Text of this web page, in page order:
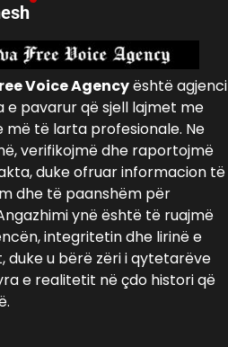
Voice Agencyështë agjenci
e pavarur që sjell lajmet me
më të larta profesionale. Ne
verifikojmë dhe raportojmë
duke ofruar informacion të
dhe të paanshëm për
ynë është të ruajmë
integritetin dhe lirinë e
duke u bërë zëri i qytetarëve
e realitetit në çdo histori që